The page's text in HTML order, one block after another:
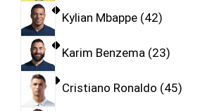
Kylian Mbappe 42
Karim Benzema 23
Cristiano Ronaldo 45